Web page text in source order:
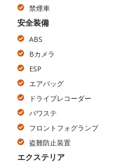
禁煙車
安全装備
ABS
Bカメラ
ESP
エアバッグ
ドライブレコーダー
パワステ
フロントフォグランプ
盗難防止装置
エクステリア